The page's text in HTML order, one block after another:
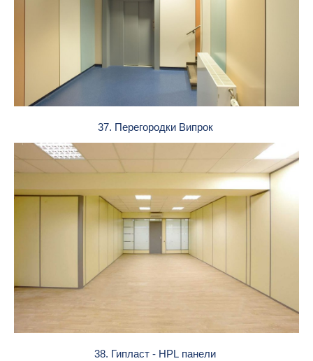
37. Перегородки Випрок
38. Гипласт - HPL панели